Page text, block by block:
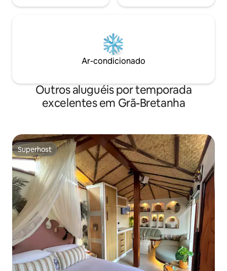
Ar-condicionado
Outros aluguéis por temporada
excelentes em Grã-Bretanha
Superhost
Superhost